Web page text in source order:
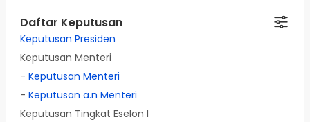
Daftar Keputusan
Keputusan Presiden
Keputusan Menteri
- Keputusan Menteri
- Keputusan a.n Menteri
Keputusan Tingkat Eselon I